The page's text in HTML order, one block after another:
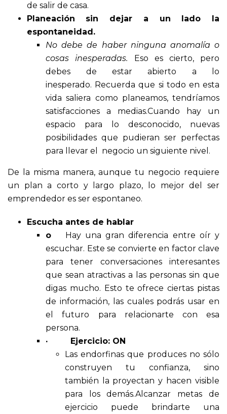
de salir de casa.
Planeación sin dejar a un lado la
espontaneidad.
No debe de haber ninguna anomalía o
cosas inesperadas. Eso es cierto, pero
debes de estar abierto a lo
inesperado. Recuerda que si todo en esta
vida saliera como planeamos, tendríamos
satisfacciones a medias.Cuando hay un
espacio para lo desconocido, nuevas
posibilidades que pudieran ser perfectas
para llevar el negocio un siguiente nivel.
De la misma manera, aunque tu negocio requiere
un plan a corto y largo plazo, lo mejor del ser
emprendedor es ser espontaneo.
Escucha antes de hablar
o Hay una gran diferencia entre oír y
escuchar. Este se convierte en factor clave
para tener conversaciones interesantes
que sean atractivas a las personas sin que
digas mucho. Esto te ofrece ciertas pistas
de información, las cuales podrás usar en
el futuro para relacionarte con esa
persona.
· Ejercicio: ON
Las endorfinas que produces no sólo
construyen tu confianza, sino
también la proyectan y hacen visible
para los demás.Alcanzar metas de
ejercicio puede brindarte una